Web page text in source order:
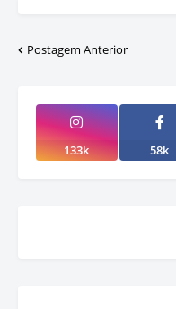
Postagem Anterior
133k 58k